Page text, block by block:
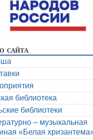
библиотека
библиотеки
– музыкальная
«Белая